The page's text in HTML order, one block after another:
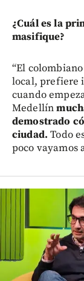
¿Cuál es la
masifique?
“El
local, prefiere
cuando
Medellín
demostrado
ciudad.Todo
poco vayamos